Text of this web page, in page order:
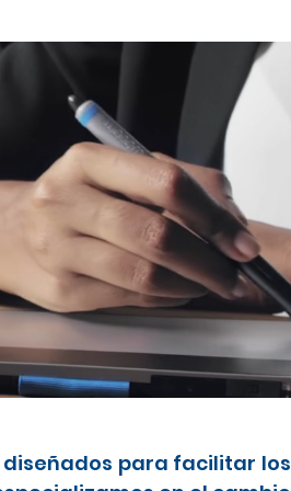
para facilitar los